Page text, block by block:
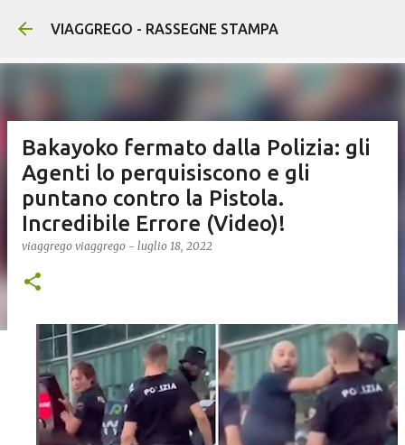
Passa ai contenuti principali
VIAGGREGO - RASSEGNE STAMPA
Bakayoko fermato dalla Polizia: gli
Agenti lo perquisiscono e gli
puntano contro la Pistola.
Incredibile Errore (Video)!
viaggrego viaggrego - luglio 18, 2022